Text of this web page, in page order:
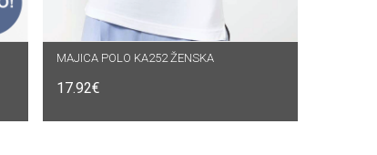
MAJICA POLO KA252 ŽENSKA
17.92€
ODABERI OPCIJE